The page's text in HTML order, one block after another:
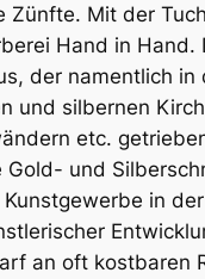
Zünfte. Mit der
Hand in Hand.
der namentlich in
und silbernen
etc.
Gold- und
in
an oft kostbaren